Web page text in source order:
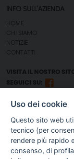
INFO SULL'AZIENDA
HOME
CHI SIAMO
NOTIZIE
CONTATTI
VISITA IL NOSTRO
SEGUICI SU:
GUIDA AGLI ACQUISTI
SPEDIZIONI E COSTI
PAGAMENTI
DIRITTO DI RECESSO
PROCEDURA DI
Uso dei cookie
Questo sito web
tecnico (per
rendere più rapido
consenso, di